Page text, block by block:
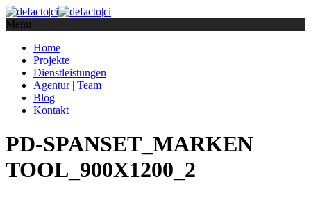
Menu
Home
Projekte
Dienstleistungen
Agentur | Team
Blog
Kontakt
PD-SPANSET_MARKEN
TOOL_900X1200_2